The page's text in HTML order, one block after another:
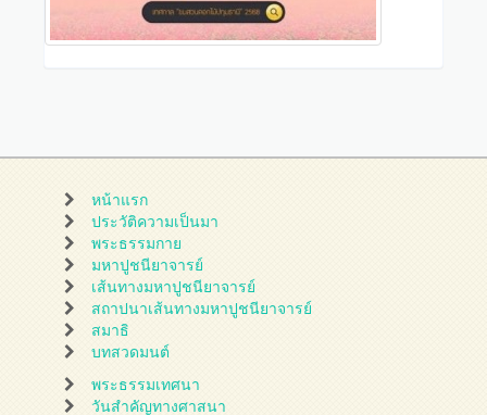
หน้าแรก
ประวัติความเป็นมา
พระธรรมกาย
มหาปูชนียาจารย์
เส้นทางมหาปูชนียาจารย์
สถาปนาเส้นทางมหาปูชนียาจารย์
สมาธิ
บทสวดมนต์
พระธรรมเทศนา
วันสำคัญทางศาสนา